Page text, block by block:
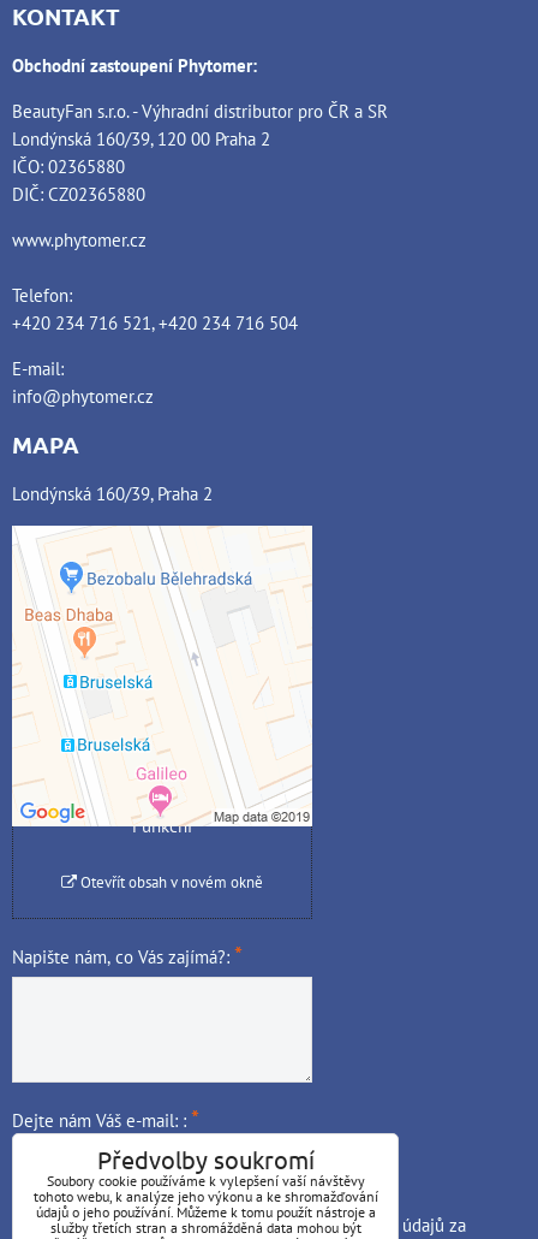
KONTAKT
Obchodní zastoupení Phytomer:
BeautyFan s.r.o. - Výhradní distributor pro ČR a SR
Londýnská 160/39, 120 00 Praha 2
IČO: 02365880
DIČ: CZ02365880
www.phytomer.cz
Telefon:
+420 234 716 521, +420 234 716 504
E-mail:
info@phytomer.cz
MAPA
Londýnská 160/39, Praha 2
Externí obsah je blokován
Volbami soukromí
Přejete si načíst externí obsah?
Povolit jednou
Povolit a zapamatovat -
souhlas s druhem cookie:
Funkční
Otevřít obsah v novém okně
Napište nám, co Vás zajímá?: *
Dejte nám Váš e-mail: : *
Odesláním souhlasím sezpracováním osobních údajů za
Předvolby soukromí
Soubory cookie používáme k vylepšení vaší návštěvy
tohoto webu, k analýze jeho výkonu a ke shromažďování
údajů o jeho používání. Můžeme k tomu použít nástroje a
služby třetích stran a shromážděná data mohou být